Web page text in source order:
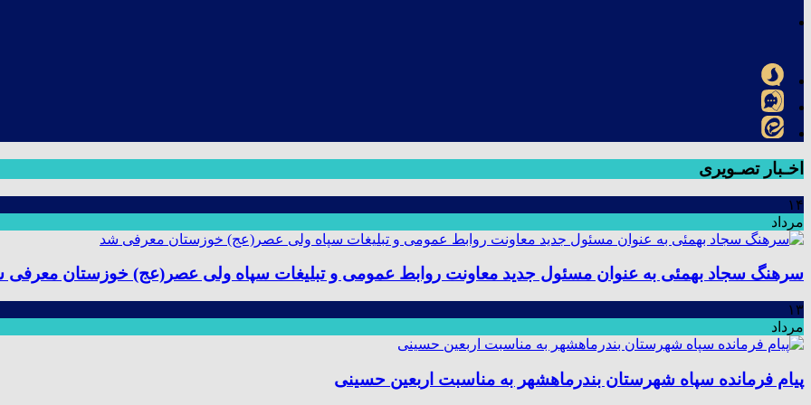
اخـبار تصـویری
۱۴
مرداد
سرهنگ سجاد بهمئی به عنوان مسئول جدید معاونت روابط عمومی و تبلیغات سپاه ولی عصر(عج) خوزستان معرفی
۱۳
مرداد
پیام فرمانده سپاه شهرستان بندرماهشهر به مناسبت اربعین حسینی